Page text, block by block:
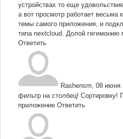
устройствах то еще
а вот просмотр работает весьма
темы самого приложения, и
типа nextcloud. Долой
Ответить
Rashensm, 08 июня
фильтр на столбец! Сортировку!
приложение Ответить